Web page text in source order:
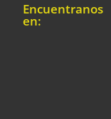
Encuentranos
en: